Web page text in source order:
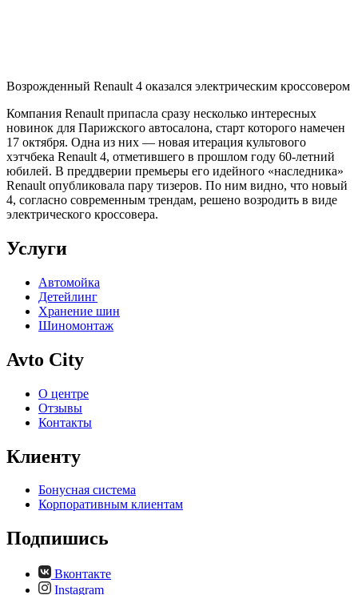
Возрожденный Renault 4 оказался электрическим кроссовером
Компания Renault припасла сразу несколько интересных
новинок для Парижского автосалона, старт которого намечен
17 октября. Одна из них — новая итерация культового
хэтчбека Renault 4, отметившего в прошлом году 60-летний
юбилей. В преддверии премьеры его идейного «наследника»
Renault опубликовала пару тизеров. По ним видно, что новый
4, согласно современным трендам, решено возродить в виде
электрического кроссовера.
Услуги
Автомойка
Детейлинг
Хранение шин
Шиномонтаж
Avto City
О центре
Отзывы
Контакты
Клиенту
Бонусная система
Корпоративным клиентам
Подпишись
Вконтакте
Instagram